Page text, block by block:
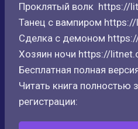
Проклятый волк https://
Танец с вампиром
Сделка с демоном
Хозяин ночи https://
Бесплатная полная
Читать книга полностью
регистрации: